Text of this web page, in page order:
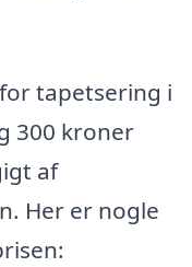
tapetsering i
300 kroner
af
Her er nogle